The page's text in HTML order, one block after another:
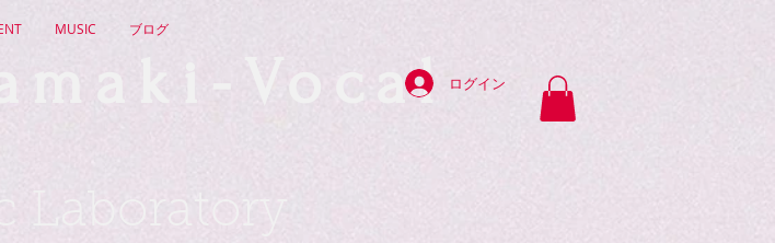
MUSIC ブログ
Vocal ログイン
Laboratory